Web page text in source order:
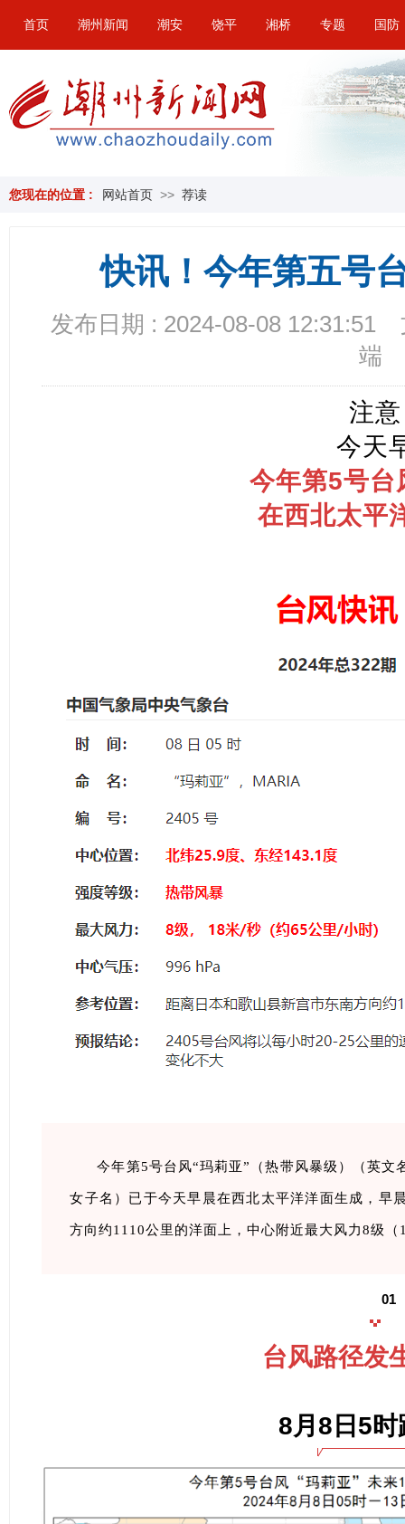
首页 潮州新闻 潮安 饶平 湘桥 专题 国防
您现在的位置 : 网站首页 >> 荐读
快讯！今年第五号
发布日期 : 2024-08-08 12:31:51
端
注
今天
今年第5号台
在西北太平
今年第5号台风“玛莉亚”（热带风暴级）（英
女子名）已于今天早晨在西北太平洋洋面生成，早
方向约1110公里的洋面上，中心附近最大风力8级（
01
台风路径发
8月8日5时